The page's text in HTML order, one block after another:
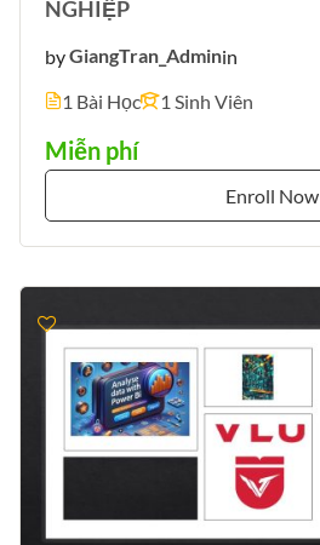
NGHIỆP
byGiangTran_Adminin
1 Bài Học
1 Sinh Viên
Miễn phí
Enroll Now